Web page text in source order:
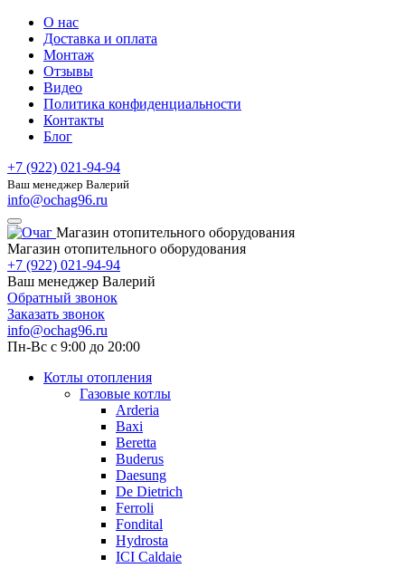
О нас
Доставка и оплата
Монтаж
Отзывы
Видео
Политика конфиденциальности
Контакты
Блог
+7 (922) 021-94-94
Ваш менеджер Валерий
info@ochag96.ru
Магазин отопительного оборудования
Магазин отопительного оборудования
+7 (922) 021-94-94
Ваш менеджер Валерий
Обратный звонок
Заказать звонок
info@ochag96.ru
Пн-Вс с 9:00 до 20:00
Котлы отопления
Газовые котлы
Arderia
Baxi
Beretta
Buderus
Daesung
De Dietrich
Ferroli
Fondital
Hydrosta
ICI Caldaie